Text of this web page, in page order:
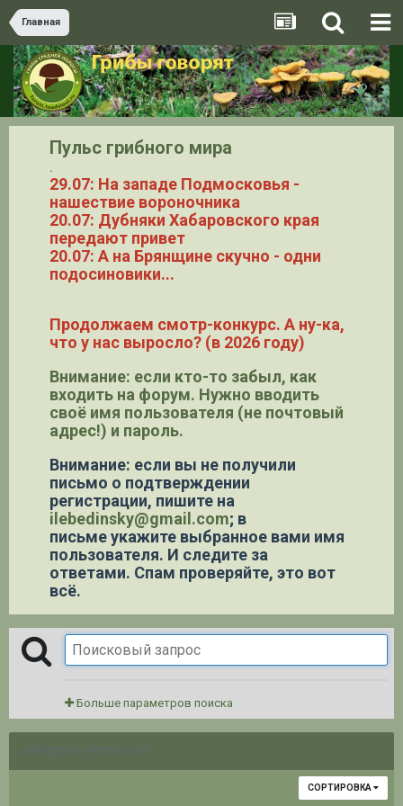
Главная
Пульс грибного мира
.
29.07: На западе Подмосковья -
нашествие вороночника
20.07: Дубняки Хабаровского края
передают привет
20.07: А на Брянщине скучно - одни
подосиновики...
Продолжаем смотр-конкурс. А ну-ка,
что у нас выросло? (в 2026 году)
Внимание: если кто-то забыл, как
входить на форум. Нужно вводить
своё имя пользователя (не почтовый
адрес!) и пароль.
Внимание: если вы не получили
письмо о подтверждении
регистрации, пишите на
ilebedinsky@gmail.com; в
письме укажите выбранное вами имя
пользователя. И следите за
ответами. Спам проверяйте, это вот
всё.
Больше параметров поиска
НАЙДЕНО 1 РЕЗУЛЬТАТ
СОРТИРОВКА